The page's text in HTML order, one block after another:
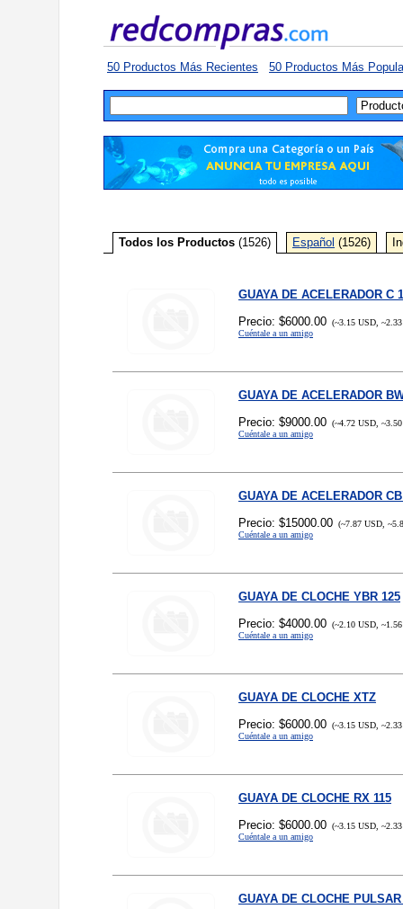
50 Productos Más Recientes 50 Productos Más
Todos los Productos (1526) Español (1526)
GUAYA DE ACELERADOR C
Precio: $6000.00 (~3.15 USD,
Cuéntale a un amigo
GUAYA DE ACELERADOR
Precio: $9000.00 (~4.72 USD,
Cuéntale a un amigo
GUAYA DE ACELERADOR
Precio: $15000.00 (~7.87 USD,
Cuéntale a un amigo
GUAYA DE CLOCHE YBR 125
Precio: $4000.00 (~2.10 USD,
Cuéntale a un amigo
GUAYA DE CLOCHE XTZ
Precio: $6000.00 (~3.15 USD,
Cuéntale a un amigo
GUAYA DE CLOCHE RX 115
Precio: $6000.00 (~3.15 USD,
Cuéntale a un amigo
GUAYA DE CLOCHE